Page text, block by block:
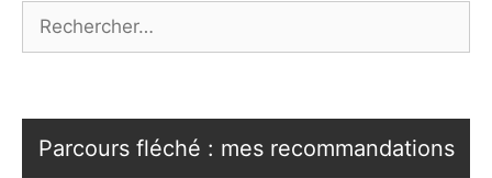
Parcours fléché : mes recommandations